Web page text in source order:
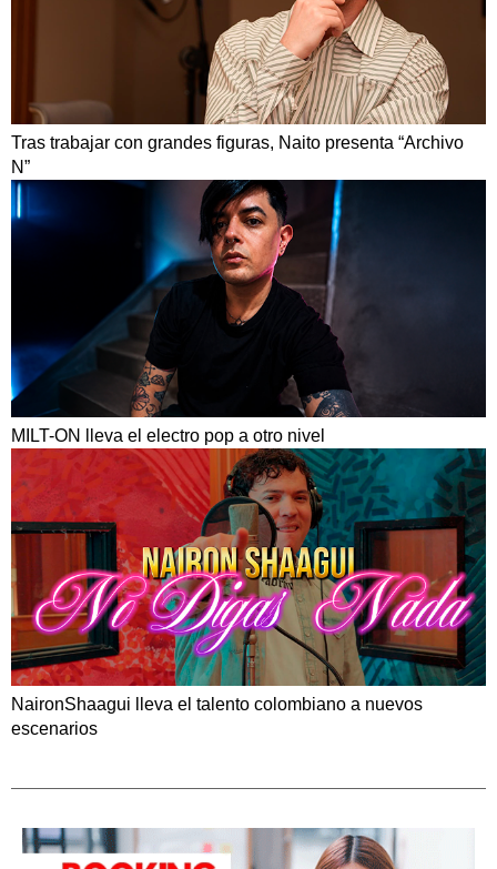
Tras trabajar con grandes figuras, Naito presenta “Archivo
N”
MILT-ON lleva el electro pop a otro nivel
NaironShaagui lleva el talento colombiano a nuevos
escenarios